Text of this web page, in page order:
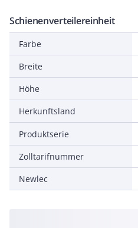
Schienenverteilereinheit
Farbe
Breite
Höhe
Herkunftsland
Produktserie
Zolltarifnummer
Newlec